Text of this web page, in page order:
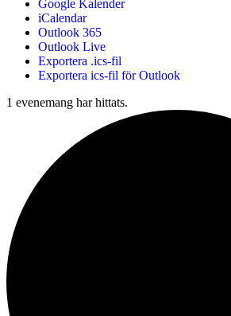
Google Kalender
iCalendar
Outlook 365
Outlook Live
Exportera .ics-fil
Exportera ics-fil för Outlook
1 evenemang har hittats.